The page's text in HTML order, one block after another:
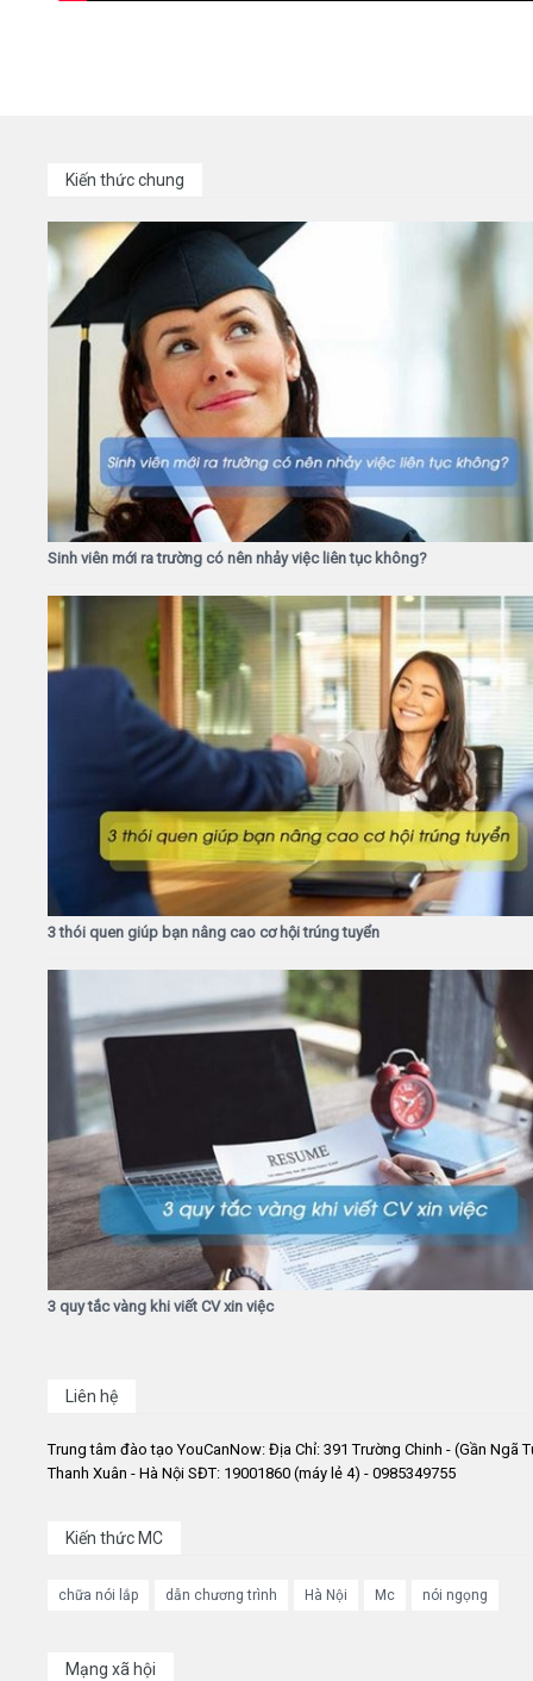
Kiến thức chung
Sinh viên mới ra trường có nên nhảy việc liên tục không?
3 thói quen giúp bạn nâng cao cơ hội trúng tuyển
3 quy tắc vàng khi viết CV xin việc
Liên hệ
Trung tâm đào tạo YouCanNow: Địa Chỉ: 391 Trường Chinh - (Gần Ngã
Thanh Xuân - Hà Nội SĐT: 19001860 (máy lẻ 4) - 0985349755
Kiến thức MC
chữa nói lắp dẫn chương trình Hà Nội Mc nói ngọng
Mạng xã hội